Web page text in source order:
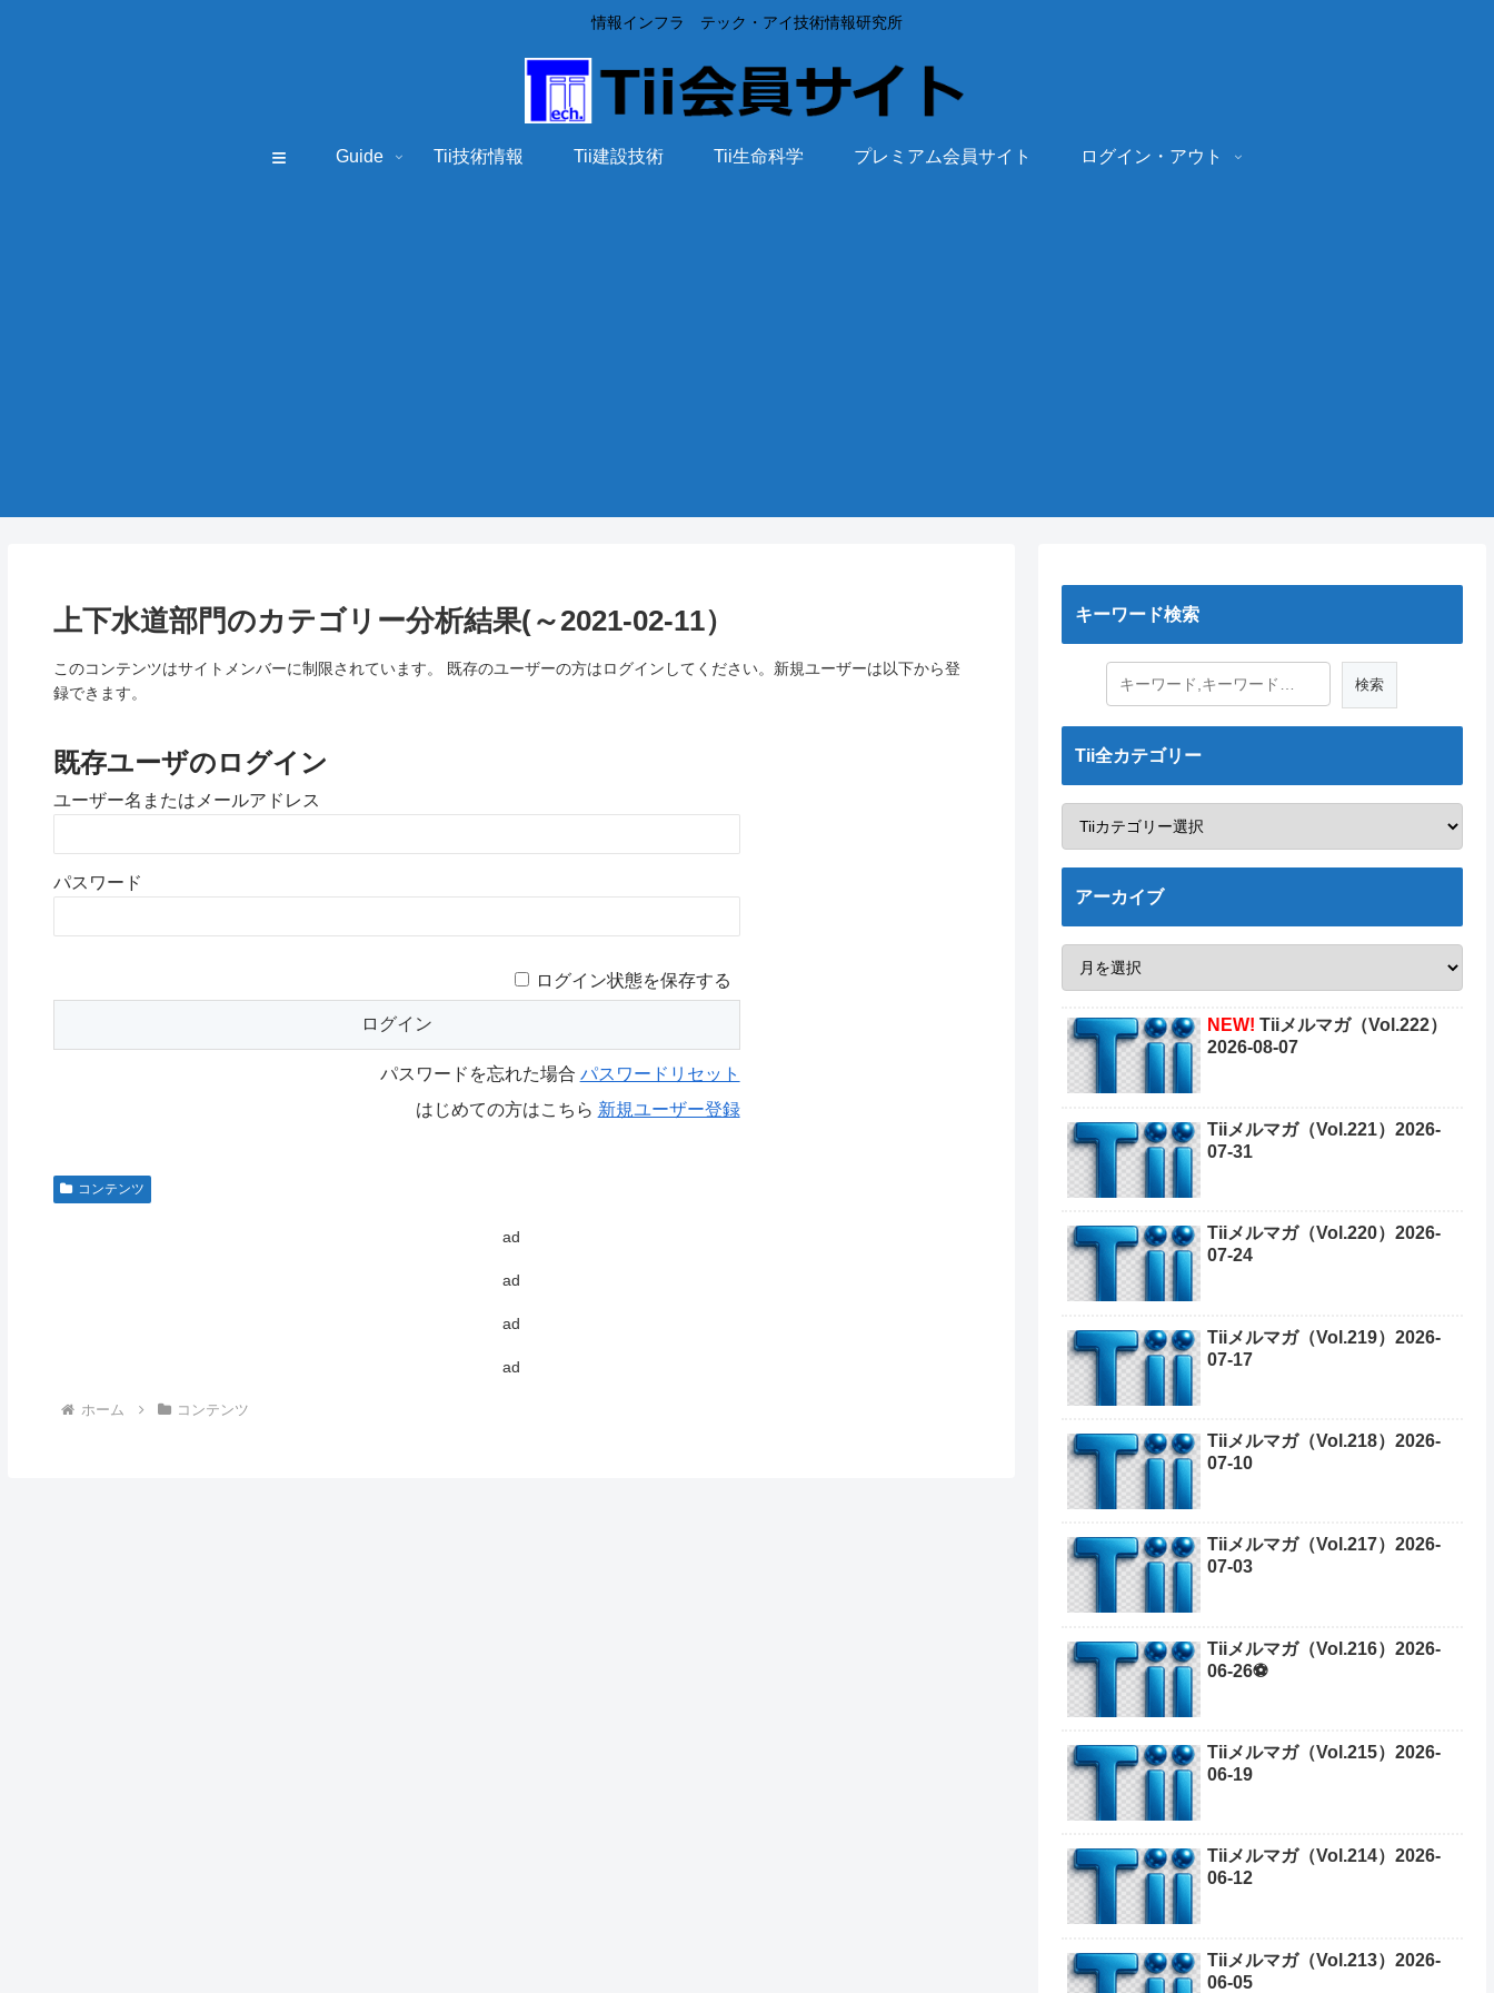
情報インフラ テック・アイ技術情報研究所
≡ Guide Tii技術情報 Tii建設技術 Tii生命科学 プレミアム会員サイト ログイン・アウト
上下水道部門のカテゴリー分析結果(～2021-02-11）
このコンテンツはサイトメンバーに制限されています。 既存のユーザーの方はログインしてください。新規ユーザーは以下から登
録できます。
既存ユーザのログイン
ユーザー名またはメールアドレス
パスワード
ログイン状態を保存する
パスワードを忘れた場合 パスワードリセット
はじめての方はこちら 新規ユーザー登録
コンテンツ
ad
ad
ad
ad
ホーム コンテンツ
キーワード検索
Tii全カテゴリー
アーカイブ
NEW!Tiiメルマガ（Vol.222）
2026-08-07
Tiiメルマガ（Vol.221）2026-
07-31
Tiiメルマガ（Vol.220）2026-
07-24
Tiiメルマガ（Vol.219）2026-
07-17
Tiiメルマガ（Vol.218）2026-
07-10
Tiiメルマガ（Vol.217）2026-
07-03
Tiiメルマガ（Vol.216）2026-
06-26⚽
Tiiメルマガ（Vol.215）2026-
06-19
Tiiメルマガ（Vol.214）2026-
06-12
Tiiメルマガ（Vol.213）2026-
06-05